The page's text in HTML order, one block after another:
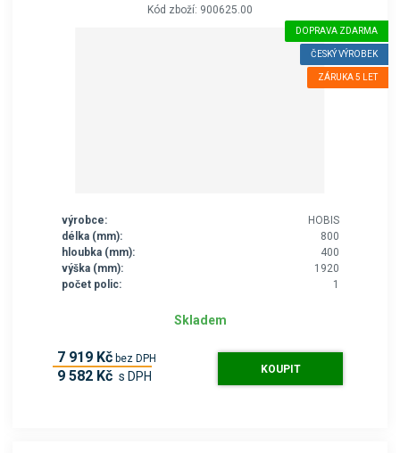
Kód zboží: 900625.00
DOPRAVA ZDARMA
ČESKÝ VÝROBEK
ZÁRUKA 5 LET
výrobce:
HOBIS
délka (mm):
800
hloubka (mm):
400
výška (mm):
1920
počet polic:
1
Skladem
7 919 Kč bez DPH
9 582 Kč s DPH KOUPIT